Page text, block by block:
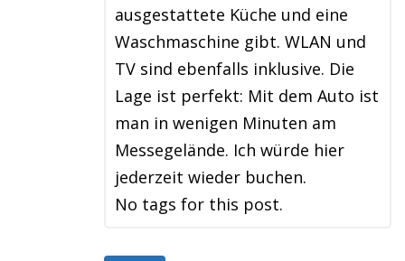
ausgestattete Küche und eine
Waschmaschine gibt. WLAN und
TV sind ebenfalls inklusive. Die
Lage ist perfekt: Mit dem Auto ist
man in wenigen Minuten am
Messegelände. Ich würde hier
jederzeit wieder buchen.
No tags for this post.